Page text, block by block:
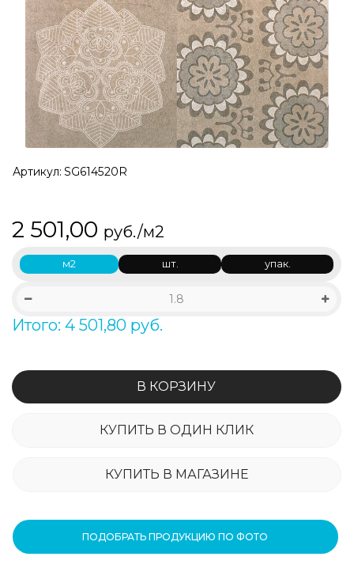
Артикул: SG614520R
2 501,00 руб./м2
м2 шт. упак.
Итого: 4 501,80 руб.
В КОРЗИНУ
КУПИТЬ В ОДИН КЛИК
КУПИТЬ В МАГАЗИНЕ
ПОДОБРАТЬ ПРОДУКЦИЮ ПО ФОТО